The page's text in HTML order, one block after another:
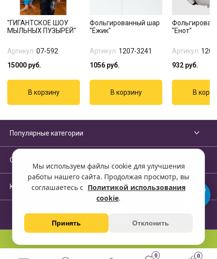
Мы используем файлы cookie для улучшения
работы нашего сайта. Продолжая просмотр, вы
соглашаетесь с Политикой использования
cookie.
Принять Отклонить
"ГИГАНТСКОЕ ШОУ
МЫЛЬНЫХ ПУЗЫРЕЙ"
Артикул: 07-592
15000 руб.
Фольгированный шар
"Ежик"
Артикул: 1207-3241
1056 руб.
"Енот"
Артикул:
932 руб.
Популярные категории
Сервисы и помощь
Компания
0 0